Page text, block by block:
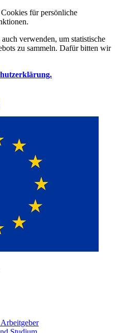
für persönliche
verwenden, um statistische
zu sammeln. Dafür bitten wir